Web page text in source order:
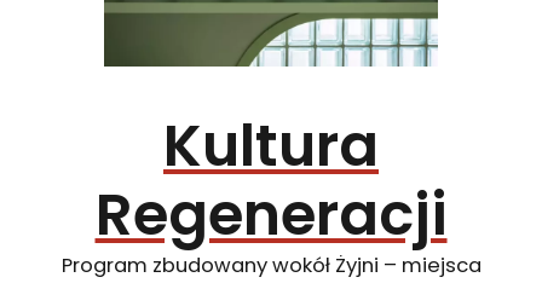
Kultura
Regeneracji
Program zbudowany wokół Żyjni – miejsca